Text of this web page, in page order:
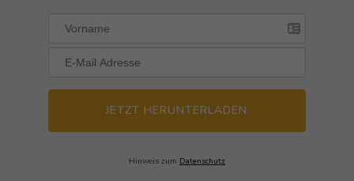
JETZT HERUNTERLADEN
Hinweis zum Datenschutz